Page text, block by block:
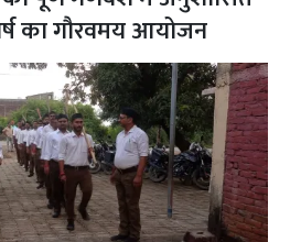
का गौरवमय आयोजन